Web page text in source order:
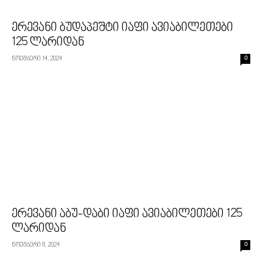
ერევანი ბუდაპეშტი იაფი ავიაბილეთები
125 ლარიდან
ნოემბერი 14, 2024 0
ერევანი აბუ-დაბი იაფი ავიაბილეთები 125
ლარიდან
ნოემბერი 8, 2024 0